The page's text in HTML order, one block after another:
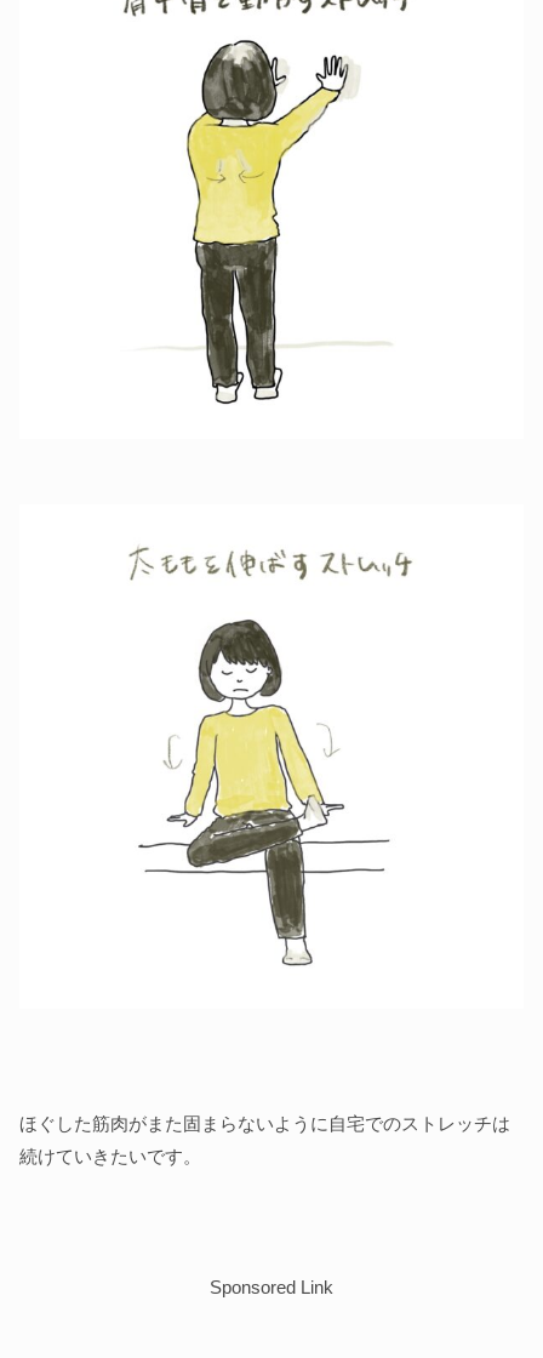
ほぐした筋肉がまた固まらないように自宅でのストレッチは
続けていきたいです。
Sponsored Link